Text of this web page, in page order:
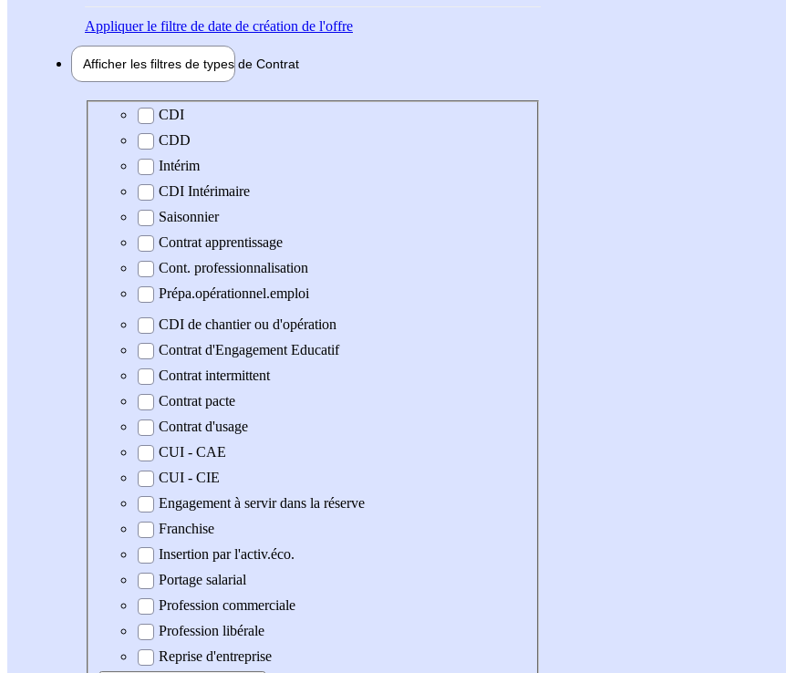
Appliquerle filtre de date de création de l'offre
Afficher les filtres de types de Contrat
Type de contrat
CDI
CDD
Intérim
CDI Intérimaire
Saisonnier
Contrat apprentissage
Cont. professionnalisation
Prépa.opérationnel.emploi
CDI de chantier ou d'opération
Contrat d'Engagement Educatif
Contrat intermittent
Contrat pacte
Contrat d'usage
CUI - CAE
CUI - CIE
Engagement à servir dans la réserve
Franchise
Insertion par l'activ.éco.
Portage salarial
Profession commerciale
Profession libérale
Reprise d'entreprise